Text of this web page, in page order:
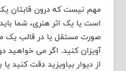
مهم نیست که درون قابتان
است یا یک اثر هنری، شما
صورت مستقل یا در قالب یک
آویزان کنید. اگر می خواهید
از دیوار بیاویزید دقت کنید